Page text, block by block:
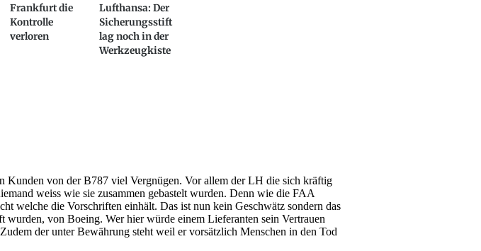
Frankfurt die
Kontrolle
verloren
Lufthansa: Der
Sicherungsstift
lag noch in der
Werkzeugkiste